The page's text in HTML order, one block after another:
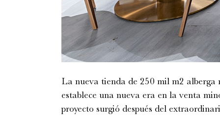
La nueva tienda de 250 mil m2 alberga
establece una nueva era en la venta
proyecto surgió después del